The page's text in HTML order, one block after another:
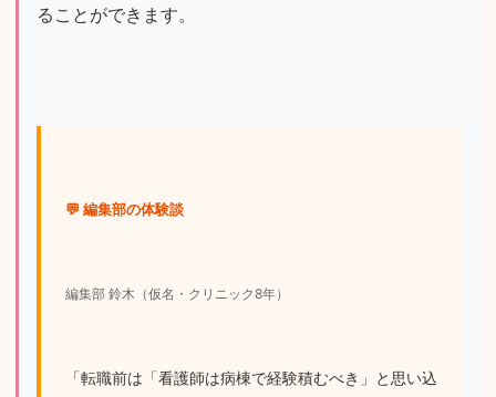
ることができます。
💬 編集部の体験談
編集部 鈴木（仮名・クリニック8年）
「転職前は「看護師は病棟で経験積むべき」と思い込